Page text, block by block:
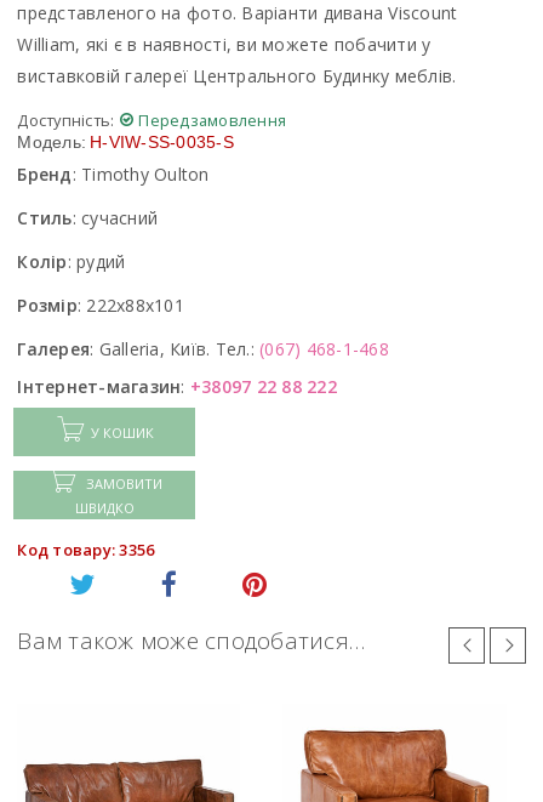
представленого на фото. Варіанти дивана Viscount
William, які є в наявності, ви можете побачити у
виставковій галереї Центрального Будинку меблів.
Доступність: Передзамовлення
Модель: H-VIW-SS-0035-S
Бренд: Timothy Oulton
Стиль: сучасний
Колір:рудий
Розмір: 222x88x101
Галерея: Galleria, Київ. Тел.: (067) 468-1-468
Інтернет-магазин: +38097 22 88 222
У КОШИК
ЗАМОВИТИ
ШВИДКО
Код товару: 3356
Вам також може сподобатися…